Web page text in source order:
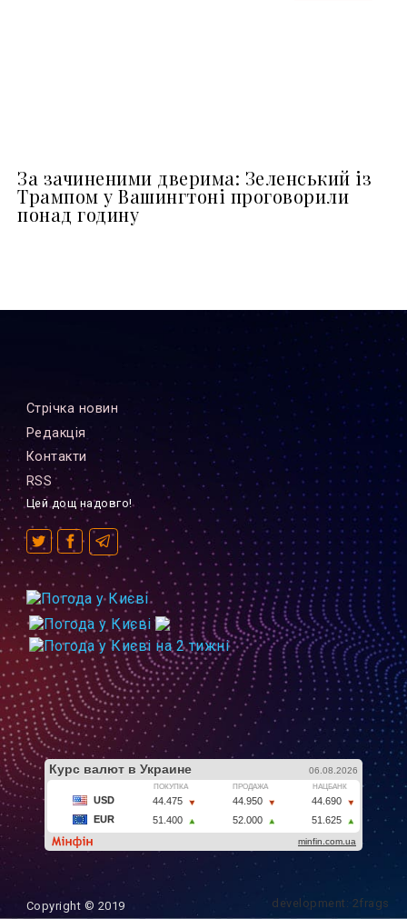
За зачиненими дверима: Зеленський із
Трампом у Вашингтоні проговорили
понад годину
Стрiчка новин
Редакцiя
Контакти
RSS
Цей дощ надовго!
Copyright © 2019 development: 2frags